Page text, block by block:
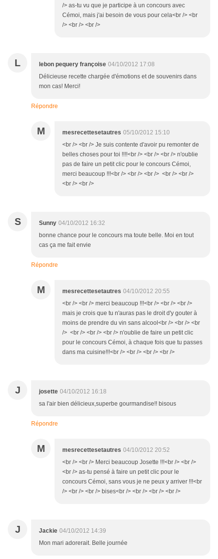
/> as-tu vu que je participe à un concours avec
Cémoi, mais j'ai besoin de vous pour cela<br /> <br
/> <br /> <br />
L lebon pequery françoise 04/10/2012 17:08
Délicieuse recette chargée d'émotions et de souvenirs dans
mon cas! Merci!
Répondre
M mesrecettesetautres 05/10/2012 15:10
<br /> <br /> Je suis contente d'avoir pu remonter de
belles choses pour toi !!!!<br /> <br /> <br /> n'oublie
pas de faire un petit clic pour le concours Cémoi,
merci beaucoup !!!<br /> <br /> <br /> <br /> <br />
<br /> <br />
S Sunny 04/10/2012 16:32
bonne chance pour le concours ma toute belle. Moi en tout
cas ça me fait envie
Répondre
M mesrecettesetautres 04/10/2012 20:55
<br /> <br /> merci beaucoup !!!<br /> <br /> <br />
mais je crois que tu n'auras pas le droit d'y gouter à
moins de prendre du vin sans alcool<br /> <br /> <br
/> <br /> <br /> <br /> n'oublie de faire un petit clic
pour le concours Cémoi, à chaque fois que tu passes
dans ma cuisine!!!<br /> <br /> <br /> <br />
J josette 04/10/2012 16:18
sa l'air bien délicieux,superbe gourmandise!! bisous
Répondre
M mesrecettesetautres 04/10/2012 20:52
<br /> <br /> Merci beaucoup Josette !!!<br /> <br />
<br /> as-tu pensé à faire un petit clic pour le
concours Cémoi, sans vous je ne peux y arriver !!!<br
/> <br /> <br /> bises<br /> <br /> <br /> <br />
J Jackie 04/10/2012 14:39
Mon mari adorerait. Belle journée